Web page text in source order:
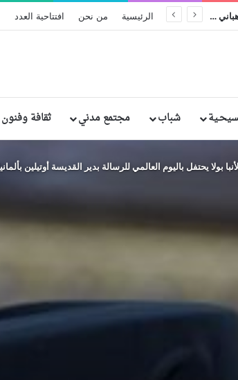
البابا إلى الكاردينال سيموني: لا يوجد سجن يستطيع أن يفصل الإنسان عن محبة الله الرئيسية من نحن افتتاحية العدد
شباب مجتمع مدني ثقافة وفنون
بولا يحتفل باليوم العالمي للرسالة بدير القديسة أوتيلين